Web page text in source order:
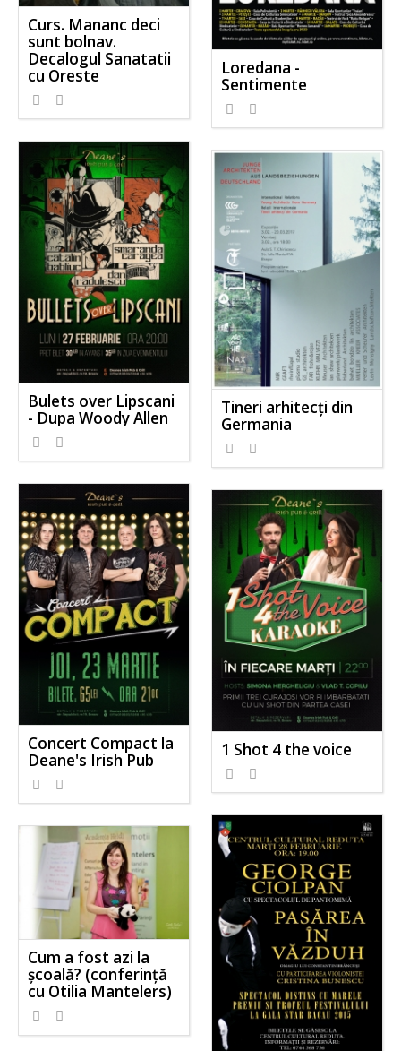
Curs. Mananc deci
sunt bolnav.
Decalogul Sanatatii
cu Oreste
Loredana -
Sentimente
Bulets over Lipscani
- Dupa Woody Allen
Tineri arhitecţi din
Germania
Concert Compact la
Deane's Irish Pub
1 Shot 4 the voice
Cum a fost azi la
școală? (conferință
cu Otilia Mantelers)